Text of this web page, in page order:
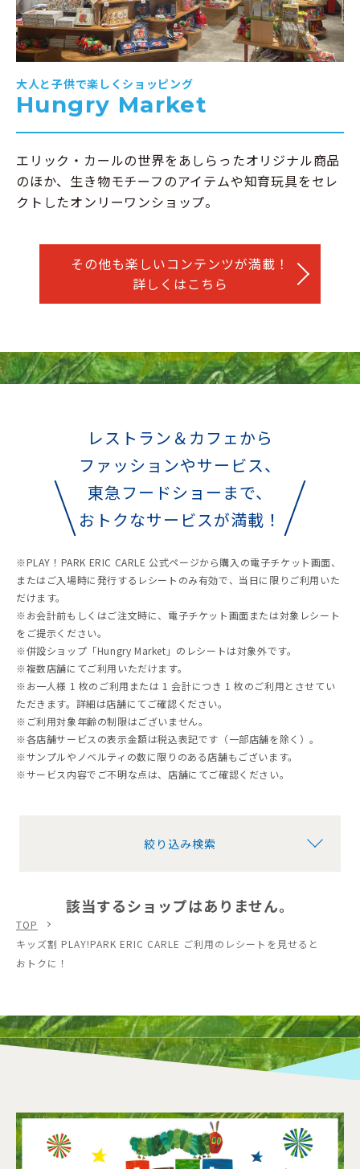
大人と子供で楽しくショッピング
Hungry Market
エリック・カールの世界をあしらったオリジナル商品
のほか、生き物モチーフのアイテムや知育玩具をセレ
クトしたオンリーワンショップ。
その他も楽しいコンテンツが満載！
詳しくはこちら
レストラン＆カフェから
ファッションやサービス、
東急フードショーまで、
おトクなサービスが満載！
※PLAY！PARK ERIC CARLE 公式ページから購入の電子チケット画面、
またはご入場時に発行するレシートのみ有効で、当日に限りご利用いた
だけます。
※お会計前もしくはご注文時に、電子チケット画面または対象レシート
をご提示ください。
※併設ショップ「Hungry Market」のレシートは対象外です。
※複数店舗にてご利用いただけます。
※お一人様 1 枚のご利用または 1 会計につき 1 枚のご利用とさせてい
ただきます。詳細は店舗にてご確認ください。
※ご利用対象年齢の制限はございません。
※各店舗サービスの表示金額は税込表記です（一部店舗を除く）。
※サンプルやノベルティの数に限りのある店舗もございます。
※サービス内容でご不明な点は、店舗にてご確認ください。
絞り込み検索
該当するショップはありません。
TOP
キッズ割 PLAY!PARK ERIC CARLE ご利用のレシートを見せると
おトクに！